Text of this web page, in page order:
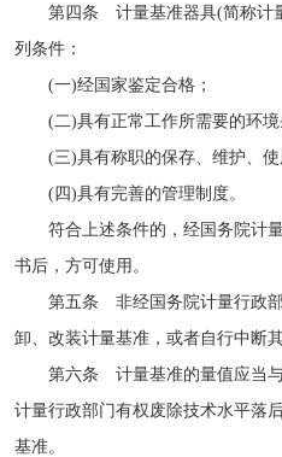
第四条 计量基准器具(简称计量
列条件：
(一)经国家鉴定合格；
(二)具有正常工作所需要的环境
(三)具有称职的保存、维护、使
(四)具有完善的管理制度。
符合上述条件的，经国务院计量
书后，方可使用。
第五条 非经国务院计量行政部
卸、改装计量基准，或者自行中断
第六条 计量基准的量值应当与
计量行政部门有权废除技术水平落
基准。